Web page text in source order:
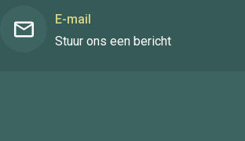
E-mail
Stuur ons een bericht